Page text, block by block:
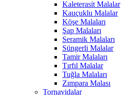
Kaleterasit Malalar
Kauçuklu Malalar
Köşe Malaları
Şap Malaları
Seramik Malaları
Süngerli Malalar
Tamir Malaları
Tırfıl Malalar
Tuğla Malaları
Zımpara Malası
Tornavidalar